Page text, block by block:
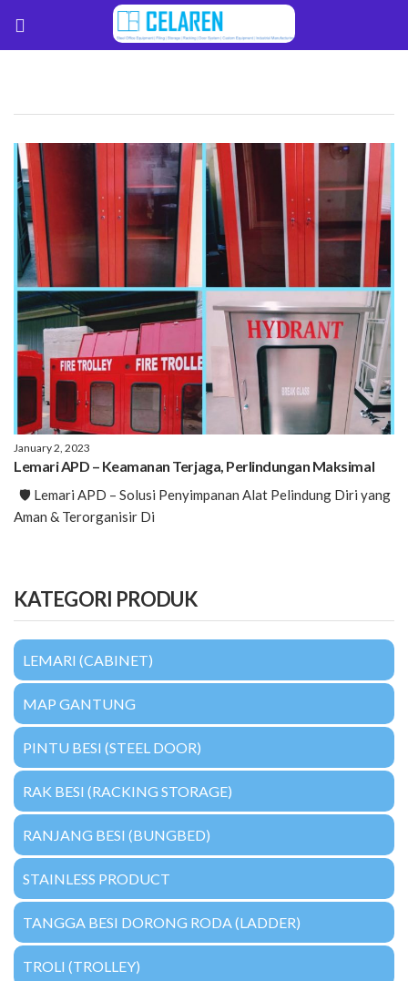
January 2, 2023
Lemari APD – Keamanan Terjaga, Perlindungan Maksimal
🛡️ Lemari APD – Solusi Penyimpanan Alat Pelindung Diri yang
Aman & Terorganisir Di
KATEGORI PRODUK
LEMARI (CABINET)
MAP GANTUNG
PINTU BESI (STEEL DOOR)
RAK BESI (RACKING STORAGE)
RANJANG BESI (BUNGBED)
STAINLESS PRODUCT
TANGGA BESI DORONG RODA (LADDER)
TROLI (TROLLEY)